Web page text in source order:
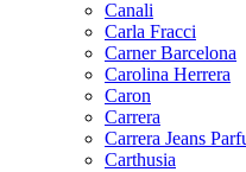
Canali
Carla Fracci
Carner Barcelona
Carolina Herrera
Caron
Carrera
Carrera Jeans
Carthusia